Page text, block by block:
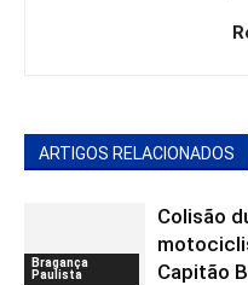
ARTIGOS RELACIONADOS
Bragança
Paulista
Colisão
Capitão